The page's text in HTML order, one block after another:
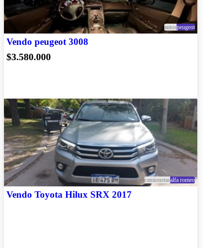
autospeugeot
Vendo peugeot 3008
$3.580.000
camionetasalfa romeo
Vendo Toyota Hilux SRX 2017